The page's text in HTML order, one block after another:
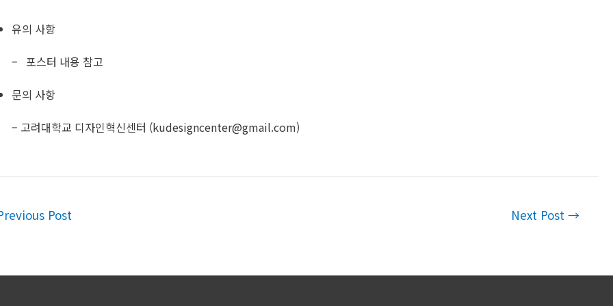
유의 사항
– 포스터 내용 참고 ​
문의 사항
– 고려대학교 디자인혁신센터 (kudesigncenter@gmail.com)​
Post Next Post→